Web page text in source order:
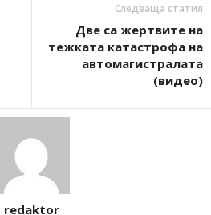
Следваща статия
Две са жертвите на
тежката катастрофа на
автомагистралата
(видео)
redaktor